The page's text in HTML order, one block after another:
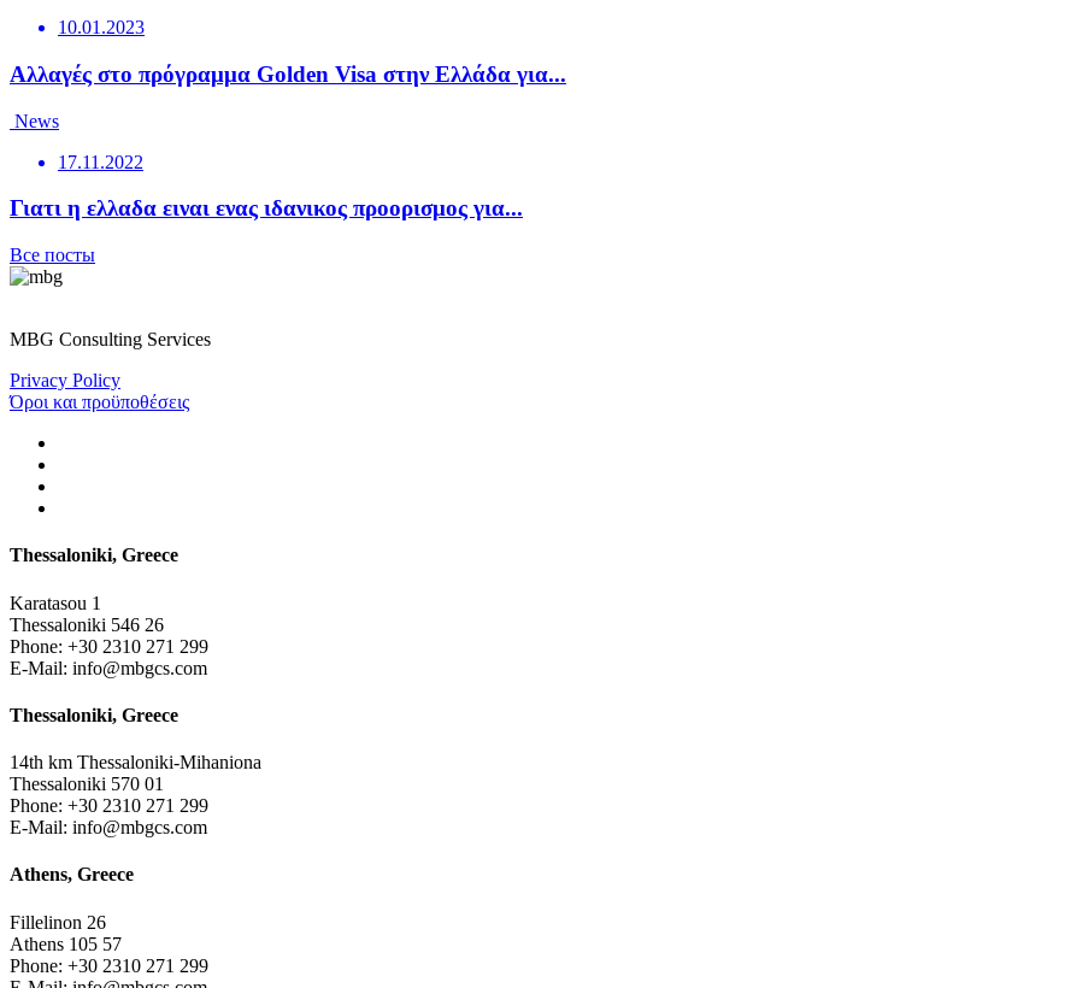
10.01.2023
Αλλαγές στο πρόγραμμα Golden Visa στην Ελλάδα για...
News
17.11.2022
Γιατι η ελλαδα ειναι ενας ιδανικος προορισμος για...
Все посты
MBG Consulting Services
Privacy Policy
Όροι και προϋποθέσεις
Thessaloniki, Greece
Karatasou 1
Thessaloniki 546 26
Phone: +30 2310 271 299
E-Mail: info@mbgcs.com
Thessaloniki, Greece
14th km Thessaloniki-Mihaniona
Thessaloniki 570 01
Phone: +30 2310 271 299
E-Mail: info@mbgcs.com
Athens, Greece
Fillelinon 26
Athens 105 57
Phone: +30 2310 271 299